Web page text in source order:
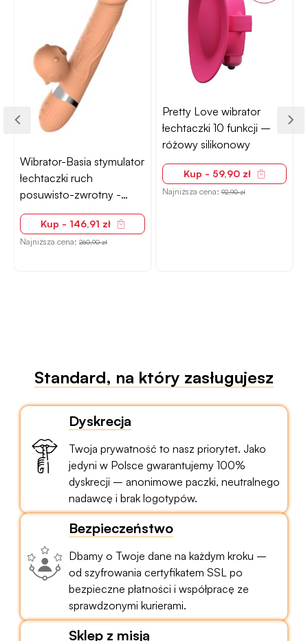
Wibrator-Basia stymulator
łechtaczki ruch
posuwisto-zwrotny -
futurystyczny design
Kup - 146,91 zł
Najniższa cena:260,90 zł
Pretty Love wibrator
łechtaczki 10 funkcji –
różowy silikonowy
Kup - 59,90 zł
Najniższa cena:92,90 zł
Standard, na który zasługujesz
Dyskrecja
Twoja prywatność to nasz priorytet. Jako
jedyni w Polsce gwarantujemy 100%
dyskrecji – anonimowe paczki, neutralnego
nadawcę i brak logotypów.
Bezpieczeństwo
Dbamy o Twoje dane na każdym kroku –
od szyfrowania certyfikatem SSL po
bezpieczne płatności i współpracę ze
sprawdzonymi kurierami.
Sklep z misją